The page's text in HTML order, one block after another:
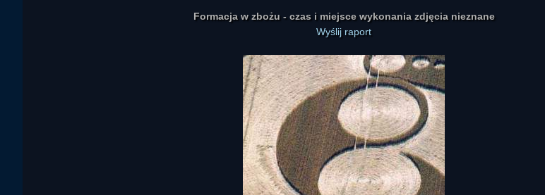
Formacja w zbożu - czas i miejsce wykonania zdjęcia nieznane
Wyślij raport